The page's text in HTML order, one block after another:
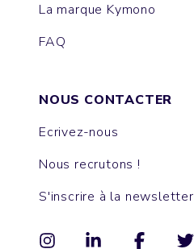
La marque Kymono
FAQ
NOUS CONTACTER
Ecrivez-nous
Nous recrutons !
S'inscrire à la newsletter